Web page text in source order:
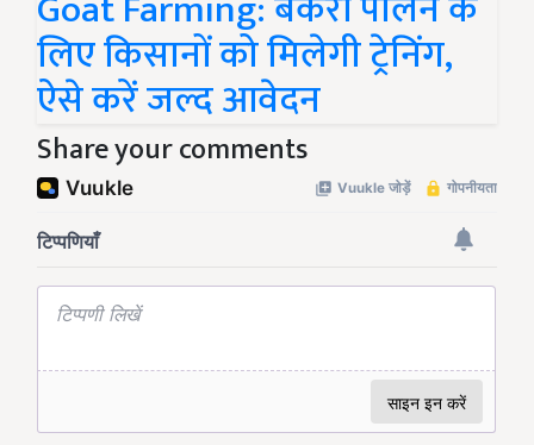
लिए किसानों को मिलेगी ट्रेनिंग,
ऐसे करें जल्द आवेदन
Share your comments